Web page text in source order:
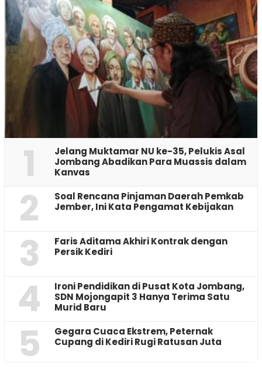
1
Jelang Muktamar NU ke-35, Pelukis Asal
Jombang Abadikan Para Muassis dalam
Kanvas
2
‎Soal Rencana Pinjaman Daerah Pemkab
Jember, Ini Kata Pengamat Kebijakan ‎
3
Faris Aditama Akhiri Kontrak dengan
Persik Kediri
4
Ironi Pendidikan di Pusat Kota Jombang,
SDN Mojongapit 3 Hanya Terima Satu
Murid Baru
5
‎Gegara Cuaca Ekstrem, Peternak
Cupang di Kediri Rugi Ratusan Juta